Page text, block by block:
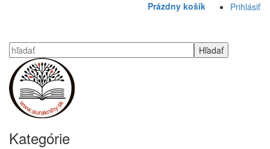
Prihlásiť
Prázdny košík
Kategórie